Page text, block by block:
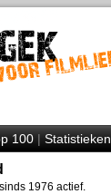
100|Statistieken
1976 actief.